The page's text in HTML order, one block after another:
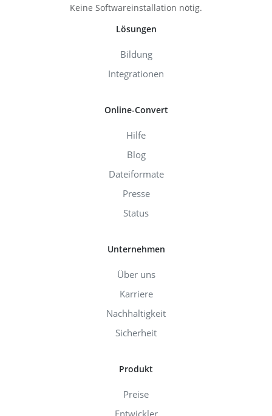
Keine Softwareinstallation nötig.
Lösungen
Bildung
Integrationen
Online-Convert
Hilfe
Blog
Dateiformate
Presse
Status
Unternehmen
Über uns
Karriere
Nachhaltigkeit
Sicherheit
Produkt
Preise